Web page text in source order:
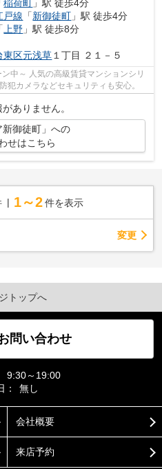
「稲荷町 」駅 徒歩4分
戸線 「新御徒町 」駅 徒歩4分
「 上野 」駅 徒歩8分
東区元浅草 １丁目 ２１－５
中～ 人気の高級賃貸マンションシリ
犯カメラなどセキュリティも安心。
ありません。
新御徒町」への
せはこちら
1～2 件を表示
変更
トップへ
問い合わせ
9:30～19:00
：
無し
会社概要
来店予約